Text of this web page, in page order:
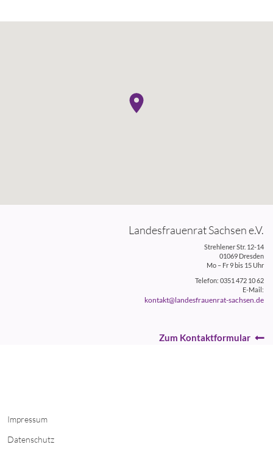
Landesfrauenrat Sachsen e.V.
Strehlener Str. 12-14
01069 Dresden
Mo – Fr 9 bis 15 Uhr
Telefon: 0351 472 10 62
E-Mail:
kontakt@landesfrauenrat-sachsen.de
Zum Kontaktformular
Impressum
Datenschutz